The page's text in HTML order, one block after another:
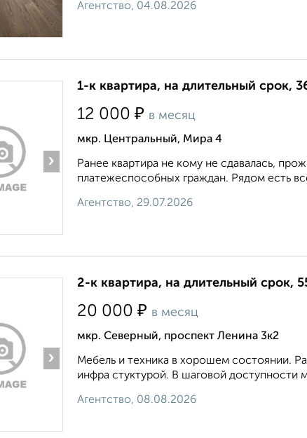
Агентство, 04.08.2026
›
1-к квартира, на длительный срок,
12 000 ₽ в месяц
мкр. Центральный, Мира 4
Ранее квартира не кому не сдавалась,
платежеспособных граждан. Рядом есть
Агентство, 29.07.2026
›
2-к квартира, на длительный срок,
20 000 ₽ в месяц
мкр. Северный, проспект Ленина 3к2
Мебель и техника в хорошем состоянии.
инфра стуктурой. В шаговой доступности
Агентство, 08.08.2026